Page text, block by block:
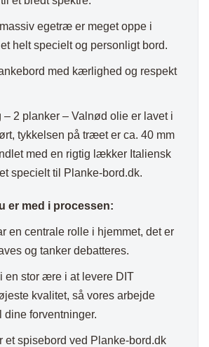
egetræ er meget oppe i
helt specielt og personligt bord.
med kærlighed og respekt
– 2 planker – Valnød olie er lavet i
tykkelsen på træet er ca. 40 mm
med en rigtig lækker Italiensk
specielt til Planke-bord.dk.
er med i processen:
en centrale rolle i hjemmet, det er
og tanker debatteres.
en stor ære i at levere DIT
kvalitet, så vores arbejde
dine forventninger.
et spisebord ved Planke-bord.dk